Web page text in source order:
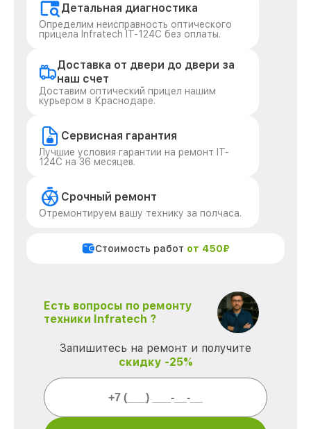
Детальная диагностика
Определим неисправность оптического
прицела Infratech IT-124C без оплаты.
Доставка от двери до двери за
наш счет
Доставим оптический прицел нашим
курьером в Краснодаре.
Сервисная гарантия
Лучшие условия гарантии на ремонт IT-
124C на 36 месяцев.
Срочный ремонт
Отремонтируем вашу технику за полчаса.
Стоимость работ от 450₽
Есть вопросы по ремонту
техники Infratech ?
Запишитесь на ремонт и получите
скидку -25%